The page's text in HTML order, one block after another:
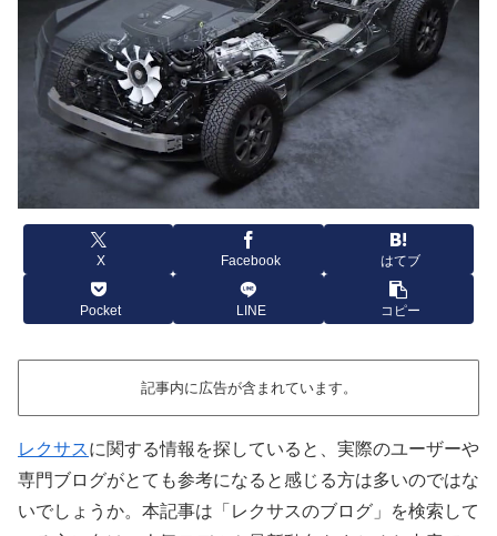
X Facebook はてブ
Pocket LINE コピー
記事内に広告が含まれています。
レクサスに関する情報を探していると、実際のユーザーや
専門ブログがとても参考になると感じる方は多いのではな
いでしょうか。本記事は「レクサスのブログ」を検索して